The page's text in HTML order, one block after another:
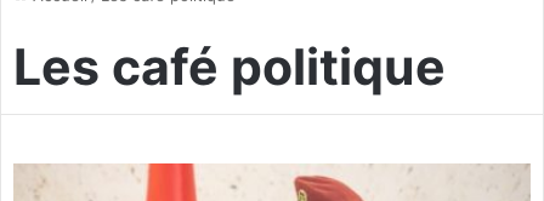
Les café politique